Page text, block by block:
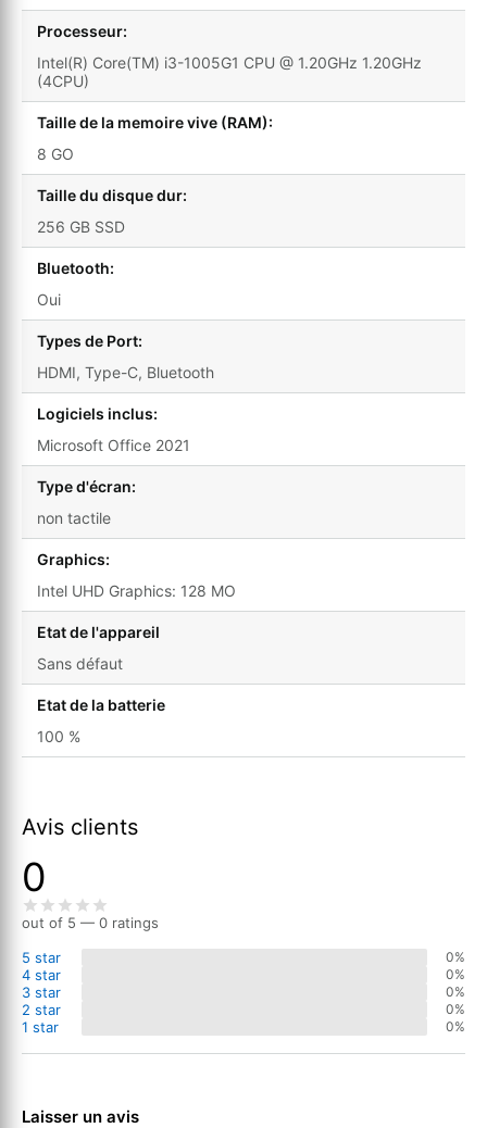
Processeur:
Intel(R) Core(TM) i3-1005G1 CPU @ 1.20GHz 1.20GHz
(4CPU)
Taille de la memoire vive (RAM):
8 GO
Taille du disque dur:
256 GB SSD
Bluetooth:
Oui
Types de Port:
HDMI, Type-C, Bluetooth
Logiciels inclus:
Microsoft Office 2021
Type d'écran:
non tactile
Graphics:
Intel UHD Graphics: 128 MO
Etat de l'appareil
Sans défaut
Etat de la batterie
100 %
Avis clients
0
out of 5 — 0 ratings
5 star
0%
4 star 0%
3 star 0%
2 star 0%
1 star 0%
Laisser un avis